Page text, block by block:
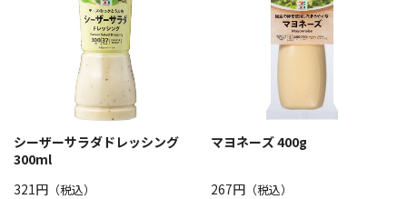
シーザーサラダドレッシング
300ml
321円 （税込）
マヨネーズ 400g
267円（税込）